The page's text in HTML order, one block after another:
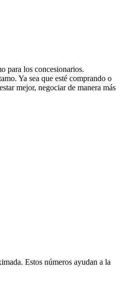
para los concesionarios.
Ya sea que esté comprando o
mejor, negociar de manera más
Estos números ayudan a la